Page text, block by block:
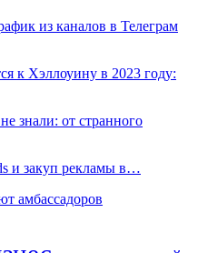
из каналов в Телеграм
к Хэллоуину в 2023 году:
знали: от странного
и закуп рекламы в…
амбассадоров